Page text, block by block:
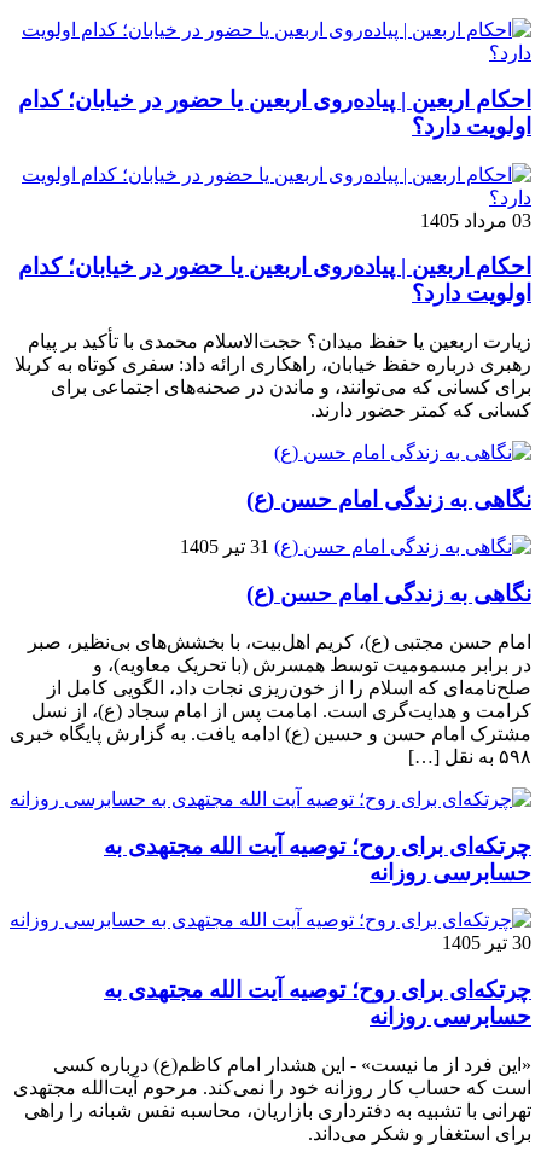
احکام اربعین | پیاده‌روی اربعین یا حضور در خیابان؛ کدام
اولویت دارد؟
03 مرداد 1405
احکام اربعین | پیاده‌روی اربعین یا حضور در خیابان؛ کدام
اولویت دارد؟
زیارت اربعین یا حفظ میدان؟ حجت‌الاسلام محمدی با تأکید بر پیام
رهبری درباره حفظ خیابان، راهکاری ارائه داد: سفری کوتاه به کربلا
برای کسانی که می‌توانند، و ماندن در صحنه‌های اجتماعی برای
کسانی که کمتر حضور دارند.
نگاهی به زندگی امام حسن (ع)
31 تیر 1405
نگاهی به زندگی امام حسن (ع)
امام حسن مجتبی (ع)، کریم اهل‌بیت، با بخشش‌های بی‌نظیر، صبر
در برابر مسمومیت توسط همسرش (با تحریک معاویه)، و
صلح‌نامه‌ای که اسلام را از خون‌ریزی نجات داد، الگویی کامل از
کرامت و هدایت‌گری است. امامت پس از امام سجاد (ع)، از نسل
مشترک امام حسن و حسین (ع) ادامه یافت. به گزارش پایگاه خبری
۵۹۸ به نقل […]
چرتکه‌ای برای روح؛ توصیه آیت‌ الله مجتهدی به
حسابرسی روزانه
30 تیر 1405
چرتکه‌ای برای روح؛ توصیه آیت‌ الله مجتهدی به
حسابرسی روزانه
«این فرد از ما نیست» - این هشدار امام کاظم(ع) درباره کسی
است که حساب کار روزانه خود را نمی‌کند. مرحوم آیت‌الله مجتهدی
تهرانی با تشبیه به دفترداری بازاریان، محاسبه نفس شبانه را راهی
برای استغفار و شکر می‌داند.